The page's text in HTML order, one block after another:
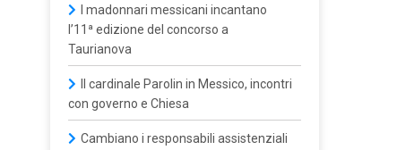
I madonnari messicani incantano
l’11ª edizione del concorso a
Taurianova
Il cardinale Parolin in Messico, incontri
con governo e Chiesa
Cambiano i responsabili assistenziali